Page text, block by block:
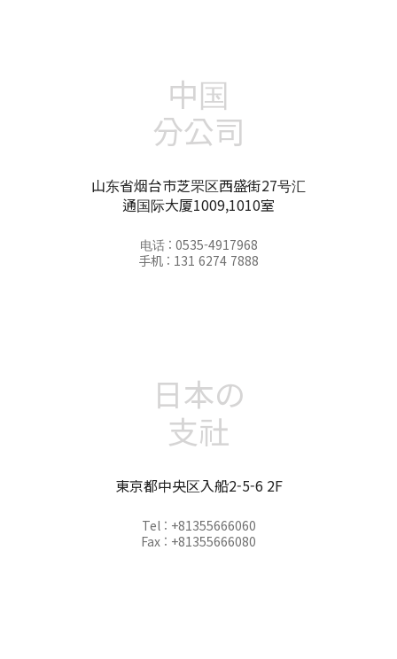
中国
分公司
山东省烟台市芝罘区西盛街27号汇
通国际大厦1009,1010室
电话 : 0535-4917968
手机 : 131 6274 7888
日本の
支社
東京都中央区入船2-5-6 2F
Tel : +81355666060
Fax : +81355666080